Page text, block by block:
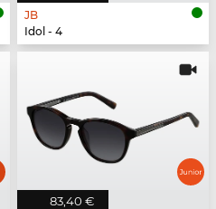
JB
Idol - 4
83,40 €